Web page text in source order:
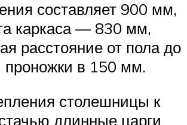
составляет 900 мм,
каркаса — 830 мм,
расстояние от пола до
проножки в 150 мм.
столешницы к
длинные царги